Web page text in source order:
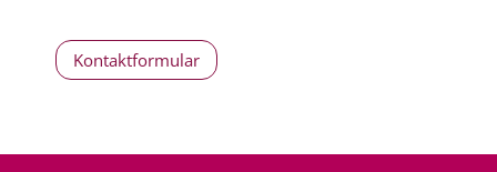
Kontaktformular